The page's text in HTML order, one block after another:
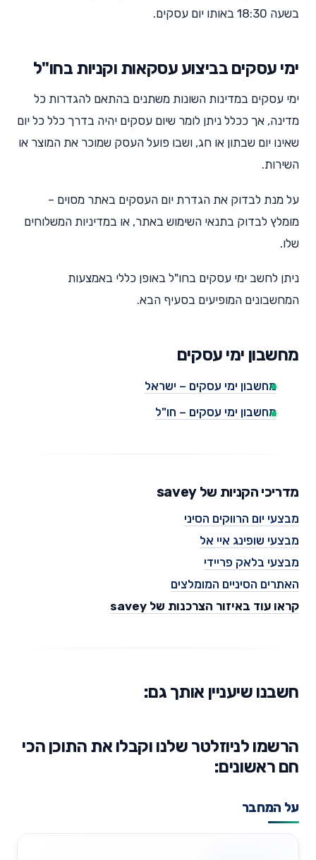
בשעה 18:30 באותו יום עסקים.
ימי עסקים בביצוע עסקאות וקניות בחו"ל
ימי עסקים במדינות השונות משתנים בהתאם להגדרות כל
מדינה, אך ככלל ניתן לומר שיום עסקים יהיה בדרך כלל כל יום
שאינו יום שבתון או חג, ושבו פועל העסק שמוכר את המוצר או
השירות.
על מנת לבדוק את הגדרת יום העסקים באתר מסוים –
מומלץ לבדוק בתנאי השימוש באתר, או במדיניות המשלוחים
שלו.
ניתן לחשב ימי עסקים בחו"ל באופן כללי באמצעות
המחשבונים המופיעים בסעיף הבא.
מחשבון ימי עסקים
מחשבון ימי עסקים – ישראל
מחשבון ימי עסקים – חו"ל
מדריכי הקניות של savey
מבצעי יום הרווקים הסיני
מבצעי שופינג איי אל
מבצעי בלאק פריידי
האתרים הסיניים המומלצים
קראו עוד באיזור הצרכנות של savey
חשבנו שיעניין אותך גם:
הרשמו לניוזלטר שלנו וקבלו את התוכן הכי
חם ראשונים:
על המחבר